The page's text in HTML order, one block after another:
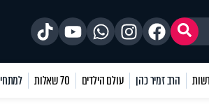
הרב זמיר כהן עולם הילדים 70 שאלות